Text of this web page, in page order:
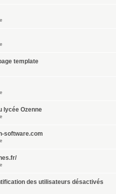
template
lycée Ozenne
software.com
des utilisateurs désactivés